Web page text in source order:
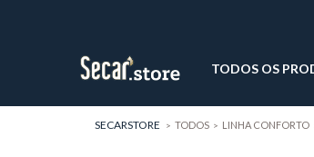
TODOS OS
SECARSTORE TODOS LINHA CONFORTO